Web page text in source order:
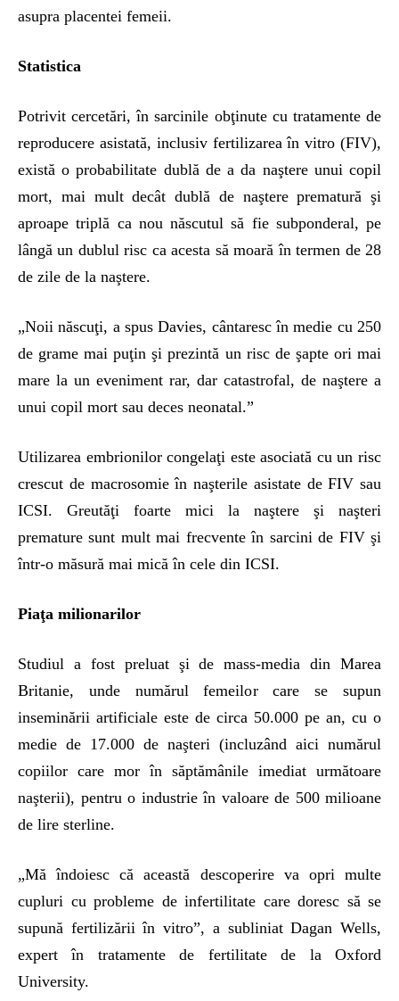
asupra placentei femeii.
Statistica
Potrivit cercetări, în sarcinile obţinute cu tratamente de
reproducere asistată, inclusiv fertilizarea în vitro (FIV),
există o probabilitate dublă de a da naştere unui copil
mort, mai mult decât dublă de naştere prematură şi
aproape triplă ca nou născutul să fie subponderal, pe
lângă un dublul risc ca acesta să moară în termen de 28
de zile de la naştere.
„Noii născuţi, a spus Davies, cântaresc în medie cu 250
de grame mai puţin şi prezintă un risc de şapte ori mai
mare la un eveniment rar, dar catastrofal, de naştere a
unui copil mort sau deces neonatal.”
Utilizarea embrionilor congelaţi este asociată cu un risc
crescut de macrosomie în naşterile asistate de FIV sau
ICSI. Greutăţi foarte mici la naştere şi naşteri
premature sunt mult mai frecvente în sarcini de FIV şi
într-o măsură mai mică în cele din ICSI.
Piaţa milionarilor
Studiul a fost preluat şi de mass-media din Marea
Britanie, unde numărul femeilor care se supun
inseminării artificiale este de circa 50.000 pe an, cu o
medie de 17.000 de naşteri (incluzând aici numărul
copiilor care mor în săptămânile imediat următoare
naşterii), pentru o industrie în valoare de 500 milioane
de lire sterline.
„Mă îndoiesc că această descoperire va opri multe
cupluri cu probleme de infertilitate care doresc să se
supună fertilizării în vitro”, a subliniat Dagan Wells,
expert în tratamente de fertilitate de la Oxford
University.